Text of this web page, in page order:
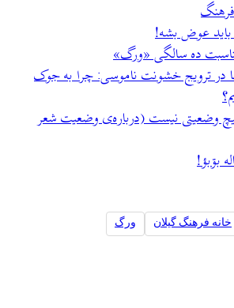
باید عوض بشه!
ده سالگی «ورگ»
در ترویج خشونت ناموسی: چرا به جوک
وضعیتی نیست (درباره‌ی وضعیت شعر
بۊبؤ!
خانه فرهنگ گیلان ورگ